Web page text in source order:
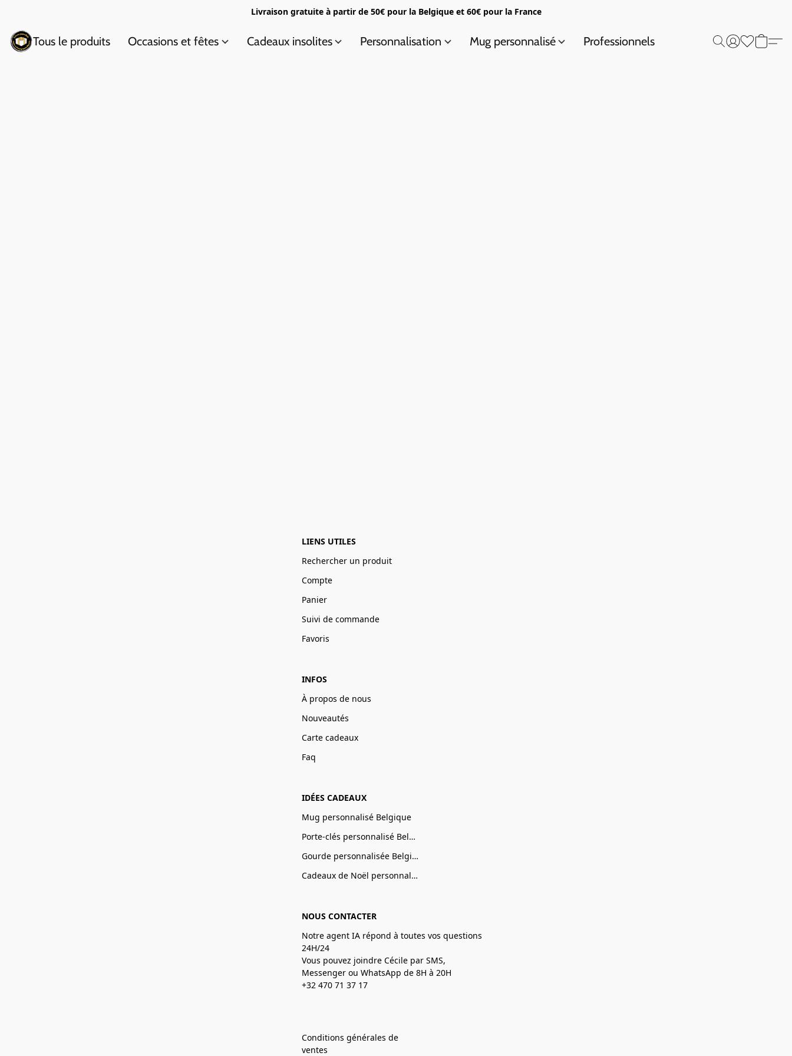
Livraison gratuite à partir de 50€ pour la Belgique et 60€ pour la France
Tous le produits Occasions et fêtes Cadeaux insolites Personnalisation Mug personnalisé Professionnels
LIENS UTILES
Rechercher un produit
Compte
Panier
Suivi de commande
Favoris
INFOS
À propos de nous
Nouveautés
Carte cadeaux
Faq
IDÉES CADEAUX
Mug personnalisé Belgique
Porte-clés personnalisé Belgique
Gourde personnalisée Belgique
Cadeaux de Noël personnalisé Belgique
NOUS CONTACTER
Notre agent IA répond à toutes vos questions
24H/24
Vous pouvez joindre Cécile par SMS,
Messenger ou WhatsApp de 8H à 20H
+32 470 71 37 17
Conditions générales de
ventes